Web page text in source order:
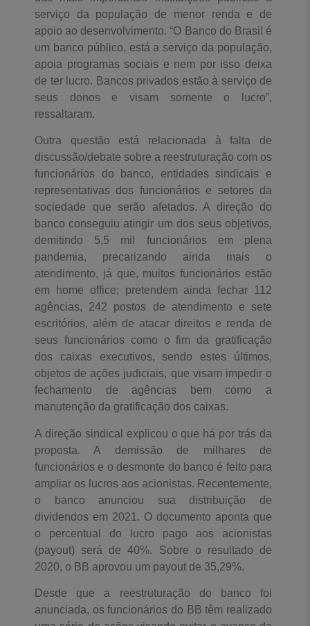
serviço da população de menor renda e de
apoio ao desenvolvimento. “O Banco do Brasil é
um banco público, está a serviço da população,
apoia programas sociais e nem por isso deixa
de ter lucro. Bancos privados estão à serviço de
seus donos e visam somente o lucro”,
ressaltaram.
Outra questão está relacionada à falta de
discussão/debate sobre a reestruturação com os
funcionários do banco, entidades sindicais e
representativas dos funcionários e setores da
sociedade que serão afetados. A direção do
banco conseguiu atingir um dos seus objetivos,
demitindo 5,5 mil funcionários em plena
pandemia, precarizando ainda mais o
atendimento, já que, muitos funcionários estão
em home office; pretendem ainda fechar 112
agências, 242 postos de atendimento e sete
escritórios, além de atacar direitos e renda de
seus funcionários como o fim da gratificação
dos caixas executivos, sendo estes últimos,
objetos de ações judiciais, que visam impedir o
fechamento de agências bem como a
manutenção da gratificação dos caixas.
A direção sindical explicou o que há por trás da
proposta. A demissão de milhares de
funcionários e o desmonte do banco é feito para
ampliar os lucros aos acionistas. Recentemente,
o banco anunciou sua distribuição de
dividendos em 2021. O documento aponta que
o percentual do lucro pago aos acionistas
(payout) será de 40%. Sobre o resultado de
2020, o BB aprovou um payout de 35,29%.
Desde que a reestruturação do banco foi
anunciada, os funcionários do BB têm realizado